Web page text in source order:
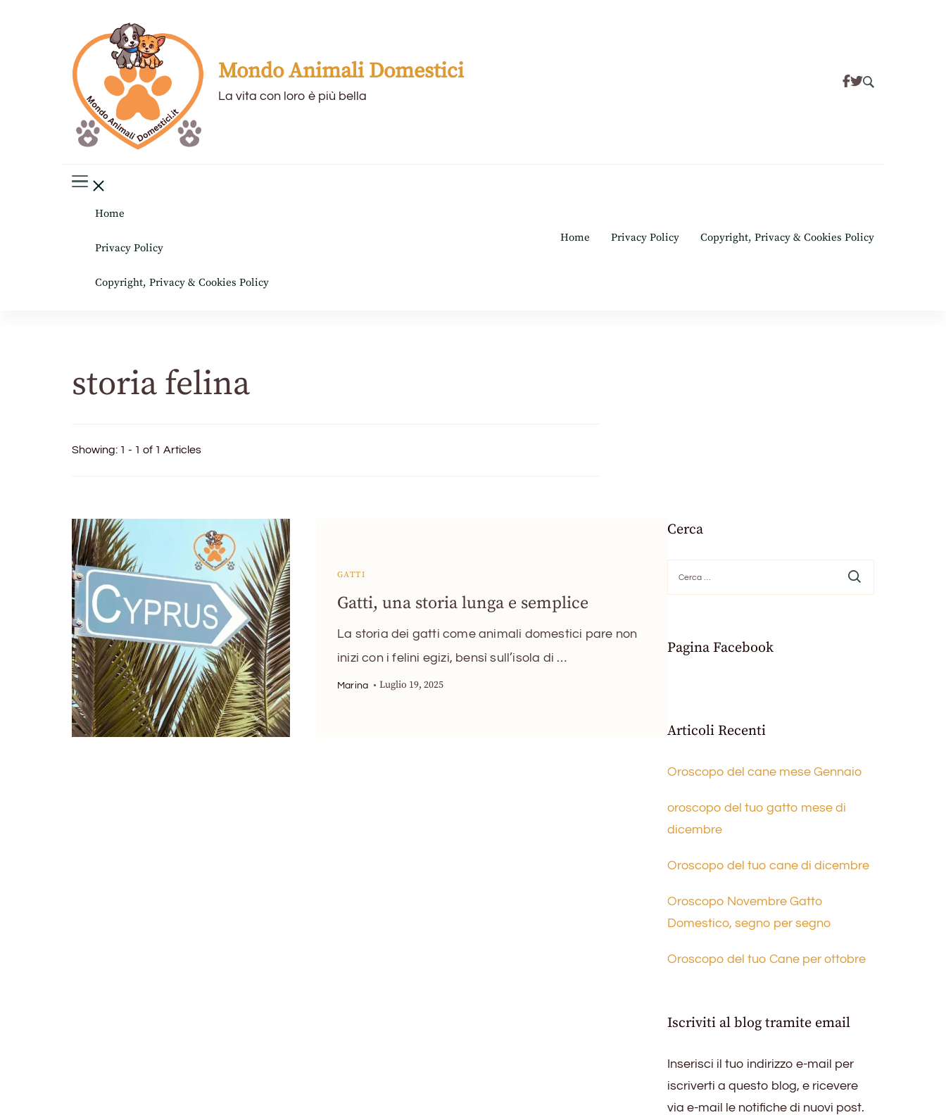
Mondo Animali Domestici
La vita con loro è più bella
Home
Privacy Policy
Copyright, Privacy & Cookies Policy
Home Privacy Policy Copyright, Privacy & Cookies Policy
storia felina
Showing: 1 - 1 of 1 Articles
GATTI
Gatti, una storia lunga e semplice
La storia dei gatti come animali domestici pare non
inizi con i felini egizi, bensì sull’isola di …
Marina Luglio 19, 2025
Cerca
per:
Pagina Facebook
Articoli Recenti
Oroscopo del cane mese Gennaio
oroscopo del tuo gatto mese di
dicembre
Oroscopo del tuo cane di dicembre
Oroscopo Novembre Gatto
Domestico, segno per segno
Oroscopo del tuo Cane per ottobre
Iscriviti al blog tramite email
Inserisci il tuo indirizzo e-mail per
iscriverti a questo blog, e ricevere
via e-mail le notifiche di nuovi post.